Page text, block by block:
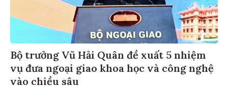
Bộ trưởng Vũ Hải Quân đề xuất 5 nhiệm
vụ đưa ngoại giao khoa học và công nghệ
vào chiều sâu